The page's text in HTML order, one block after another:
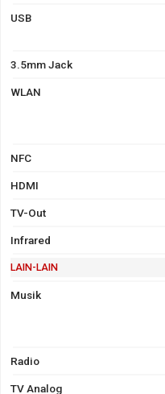
USB
3.5mm Jack
WLAN
NFC
HDMI
TV-Out
Infrared
LAIN-LAIN
Musik
Radio
TV Analog